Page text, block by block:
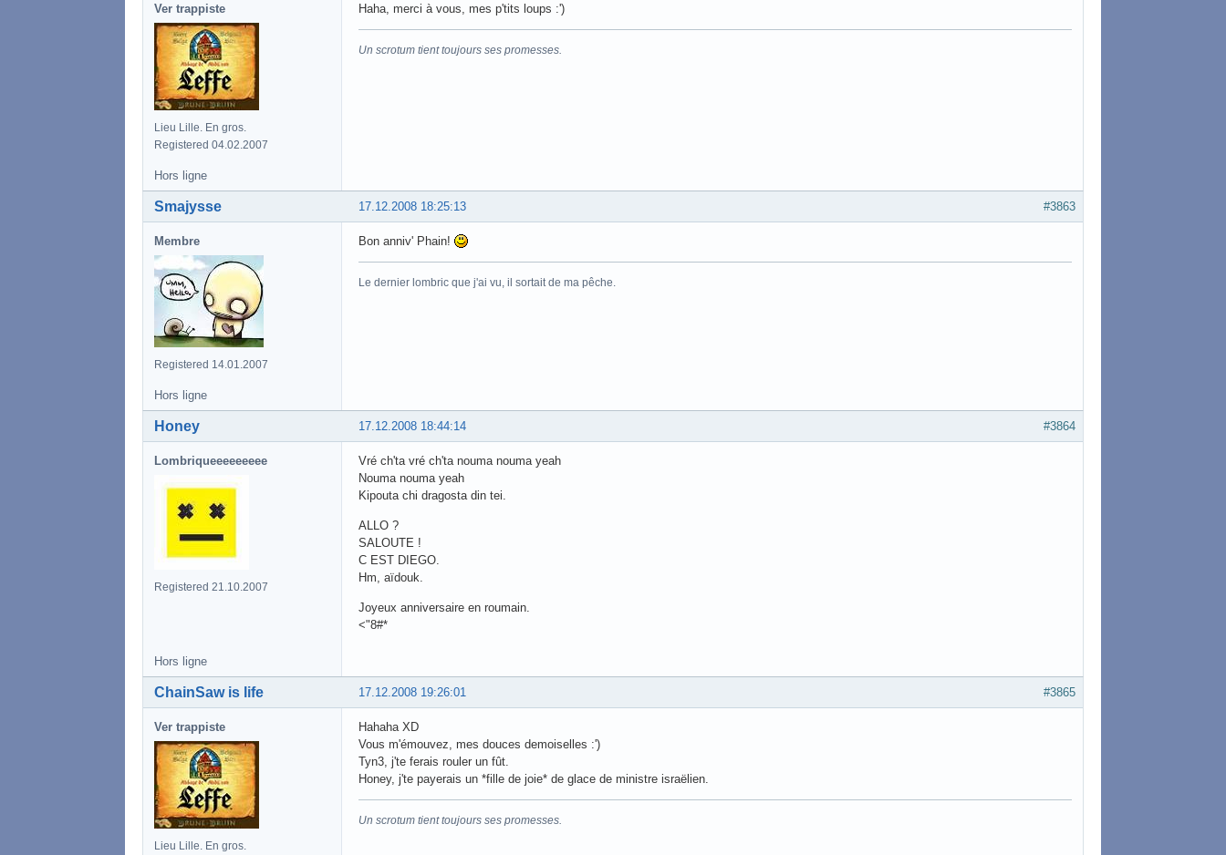
Ver trappiste
Lieu Lille. En gros.
Registered 04.02.2007
Haha, merci à vous, mes p'tits loups :')
Un scrotum tient toujours ses promesses.
Hors ligne
#3863
17.12.2008 18:25:13
Smajysse
Membre
Registered 14.01.2007
Bon anniv' Phain!
Le dernier lombric que j'ai vu, il sortait de ma pêche.
Hors ligne
#3864
17.12.2008 18:44:14
Honey
Lombriqueeeeeeeee
Registered 21.10.2007
Vré ch'ta vré ch'ta nouma nouma yeah
Nouma nouma yeah
Kipouta chi dragosta din tei.
ALLO ?
SALOUTE !
C EST DIEGO.
Hm, aïdouk.
Joyeux anniversaire en roumain.
<"8#*
Hors ligne
#3865
17.12.2008 19:26:01
ChainSaw is life
Ver trappiste
Lieu Lille. En gros.
Hahaha XD
Vous m'émouvez, mes douces demoiselles :')
Tyn3, j'te ferais rouler un fût.
Honey, j'te payerais un *fille de joie* de glace de ministre israëlien.
Un scrotum tient toujours ses promesses.